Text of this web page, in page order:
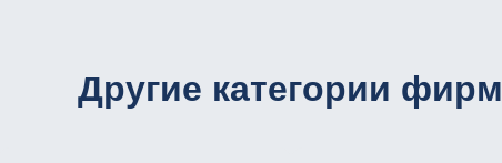
Другие категории фирм